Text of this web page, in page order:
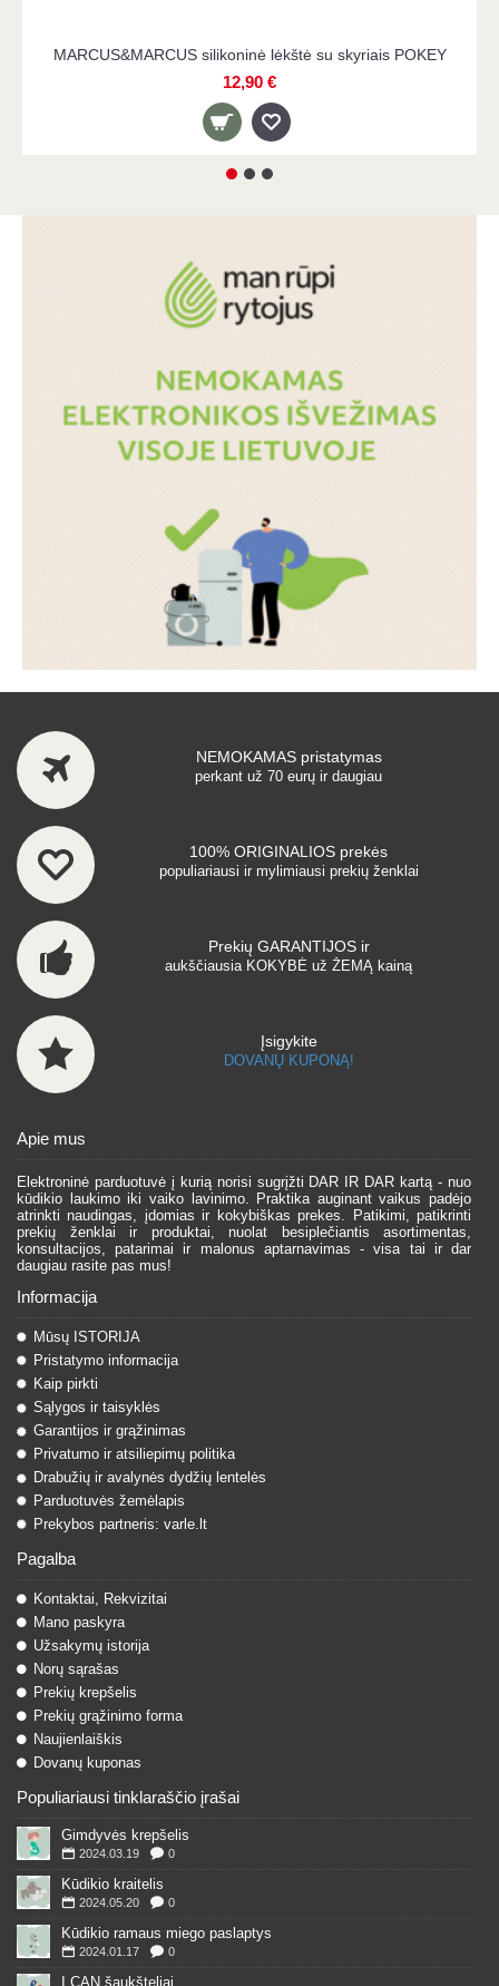
MARCUS&MARCUS mokomasis puodelis POKEY
NEMOKAMAS pristatymas
perkant už 70 eurų ir daugiau
100% ORIGINALIOS prekės
populiariausi ir mylimiausi prekių ženklai
Prekių GARANTIJOS ir
aukščiausia KOKYBĖ už ŽEMĄ kainą
Įsigykite
DOVANŲ KUPONĄ!
Apie mus
Elektroninė parduotuvė į kurią norisi sugrįžti DAR IR DAR kartą - nuo
kūdikio laukimo iki vaiko lavinimo. Praktika auginant vaikus padėjo
atrinkti naudingas, įdomias ir kokybiškas prekes. Patikimi, patikrinti
prekių ženklai ir produktai, nuolat besiplečiantis asortimentas,
konsultacijos, patarimai ir malonus aptarnavimas - visa tai ir dar
daugiau rasite pas mus!
Informacija
Mūsų ISTORIJA
Pristatymo informacija
Kaip pirkti
Sąlygos ir taisyklės
Garantijos ir grąžinimas
Privatumo ir atsiliepimų politika
Drabužių ir avalynės dydžių lentelės
Parduotuvės žemėlapis
Prekybos partneris: varle.lt
Pagalba
Kontaktai, Rekvizitai
Mano paskyra
Užsakymų istorija
Norų sąrašas
Prekių krepšelis
Prekių grąžinimo forma
Naujienlaiškis
Dovanų kuponas
Populiariausi tinklaraščio įrašai
Gimdyvės krepšelis
2024.03.19 0
Kūdikio kraitelis
2024.05.20 0
Kūdikio ramaus miego paslaptys
2024.01.17 0
I CAN šaukšteliai